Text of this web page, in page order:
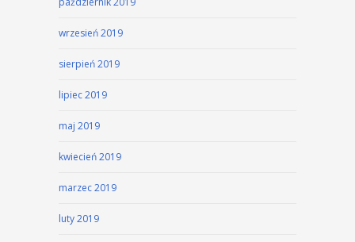
wrzesień 2019
sierpień 2019
lipiec 2019
maj 2019
kwiecień 2019
marzec 2019
luty 2019